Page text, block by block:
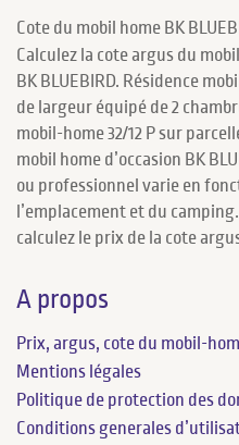
Cote du mobil home BK
Calculez la cote argus du
BK BLUEBIRD. Résidence
de largeur équipé de 2
mobil-home 32/12 P sur
mobil home d’occasion BK
ou professionnel varie en
l’emplacement et du
calculez le prix de la cote
A propos
Prix, argus, cote du mobil-
Mentions légales
Politique de protection des
Conditions generales